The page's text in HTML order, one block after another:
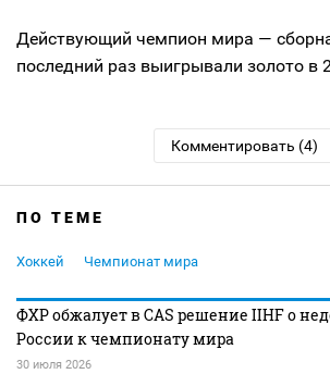
Действующий чемпион мира —
последний раз выигрывали золото в
Комментировать (4)
ПО ТЕМЕ
Хоккей Чемпионат мира
ФХР обжалует в CAS решение IIHF о
России к чемпионату мира
30 июля 2026